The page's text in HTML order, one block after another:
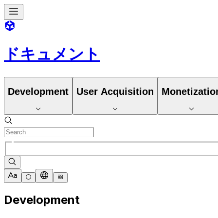
ドキュメント
Development User Acquisition
Development